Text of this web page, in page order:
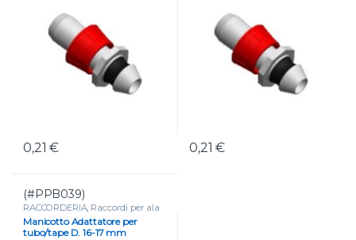
0,21€ 0,21€
(#PPB039)
RACCORDERIA, Raccordi per ala
gocciolante e tape
Manicotto Adattatore per
tubo/tape D. 16-17 mm